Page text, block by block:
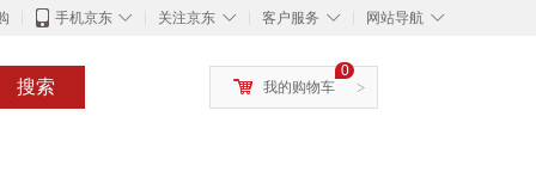
◇
手机京东 ◇
关注京东 ◇
客户服务 ◇
网站导航
搜索 >
0
我的购物车